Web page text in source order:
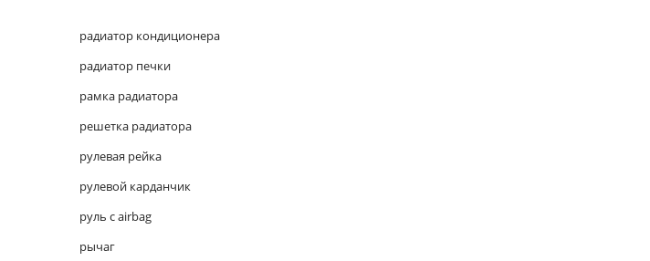
радиатор кондиционера
радиатор печки
рамка радиатора
решетка радиатора
рулевая рейка
рулевой карданчик
руль с airbag
рычаг